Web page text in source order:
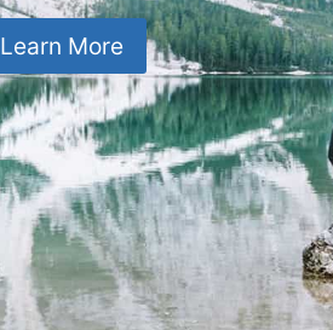
Learn More